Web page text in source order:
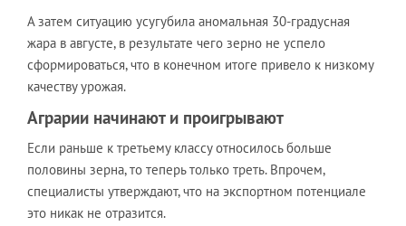
А затем ситуацию усугубила аномальная 30-градусная
жара в августе, в результате чего зерно не успело
сформироваться, что в конечном итоге привело к низкому
качеству урожая.
Аграрии начинают и проигрывают
Если раньше к третьему классу относилось больше
половины зерна, то теперь только треть. Впрочем,
специалисты утверждают, что на экспортном потенциале
это никак не отразится.